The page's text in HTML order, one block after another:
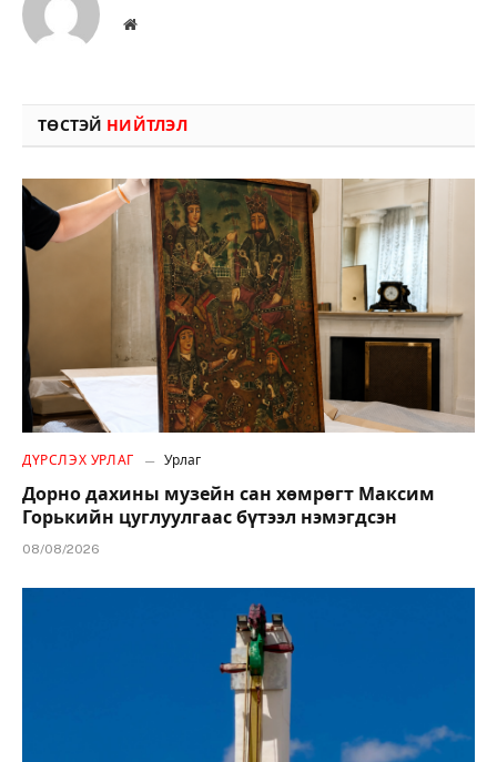
Вэбсайт
ТӨСТЭЙ НИЙТЛЭЛ
ДҮРСЛЭХ УРЛАГ Урлаг
Дорно дахины музейн сан хөмрөгт Максим
Горькийн цуглуулгаас бүтээл нэмэгдсэн
08/08/2026